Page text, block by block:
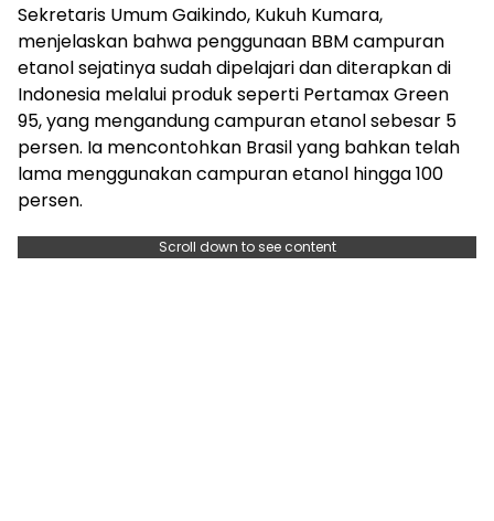
Sekretaris Umum Gaikindo, Kukuh Kumara,
menjelaskan bahwa penggunaan BBM campuran
etanol sejatinya sudah dipelajari dan diterapkan di
Indonesia melalui produk seperti Pertamax Green
95, yang mengandung campuran etanol sebesar 5
persen. Ia mencontohkan Brasil yang bahkan telah
lama menggunakan campuran etanol hingga 100
persen.
Scroll down to see content